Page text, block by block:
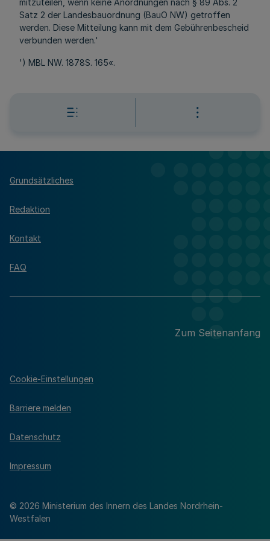
mitzuteilen, wenn keine Anordnungen nach § 89 Abs. 2
Satz 2 der Landesbauordnung (BauO NW) getroffen
werden. Diese Mitteilung kann mit dem Gebührenbescheid
verbunden werden.'
') MBL NW. 1878S. 165«.
Grundsätzliches
Redaktion
Kontakt
FAQ
Zum Seitenanfang
© 2026 Ministerium des Innern des Landes Nordrhein-
Westfalen
Cookie-Einstellungen
Barriere melden
Datenschutz
Impressum